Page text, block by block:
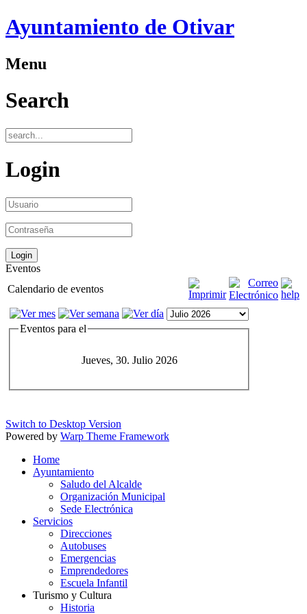
Ayuntamiento de Otivar
Menu
Search
Login
Eventos
Calendario de eventos
Eventos para el
Jueves, 30. Julio 2026
Switch to Desktop Version
Powered by Warp Theme Framework
Home
Ayuntamiento
Saludo del Alcalde
Organización Municipal
Sede Electrónica
Servicios
Direcciones
Autobuses
Emergencias
Emprendedores
Escuela Infantil
Turismo y Cultura
Historia